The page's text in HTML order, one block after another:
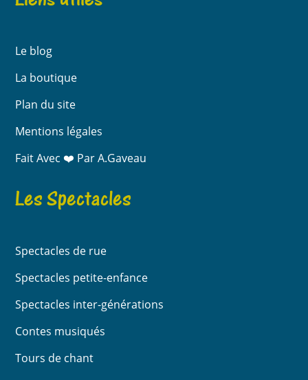
Le blog
La boutique
Plan du site
Mentions légales
Fait Avec ❤️ Par A.Gaveau
Les Spectacles
Spectacles de rue
Spectacles petite-enfance
Spectacles inter-générations
Contes musiqués
Tours de chant